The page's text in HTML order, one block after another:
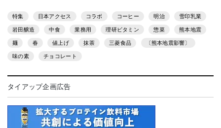
特集 日本アクセス コラボ コーヒー 明治 雪印乳業
岩田醸造 中食 業務用 理研ビタミン 惣菜 熊本地震
麺 春 値上げ 抹茶 三菱食品 〔熊本地震影響〕
味の素 チョコレート
タイアップ企画広告